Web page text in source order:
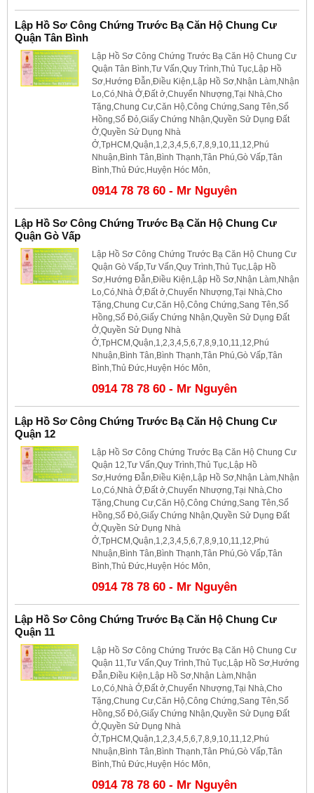
Lập Hồ Sơ Công Chứng Trước Bạ Căn Hộ Chung Cư
Quận Tân Bình
Lập Hồ Sơ Công Chứng Trước Bạ Căn Hộ Chung Cư
Quận Tân Bình,Tư Vấn,Quy Trình,Thủ Tục,Lập Hồ
Sơ,Hướng Đẫn,Điều Kiện,Lập Hồ Sơ,Nhận Làm,Nhận
Lo,Có,Nhà Ở,Đất ở,Chuyển Nhượng,Tại Nhà,Cho
Tặng,Chung Cư,Căn Hộ,Công Chứng,Sang Tên,Sổ
Hồng,Sổ Đỏ,Giấy Chứng Nhận,Quyền Sử Dụng Đất
Ở,Quyền Sử Dụng Nhà
Ở,TpHCM,Quận,1,2,3,4,5,6,7,8,9,10,11,12,Phú
Nhuận,Bình Tân,Bình Thạnh,Tân Phú,Gò Vấp,Tân
Bình,Thủ Đức,Huyện Hóc Môn,
0914 78 78 60 - Mr Nguyên
Lập Hồ Sơ Công Chứng Trước Bạ Căn Hộ Chung Cư
Quận Gò Vấp
Lập Hồ Sơ Công Chứng Trước Bạ Căn Hộ Chung Cư
Quận Gò Vấp,Tư Vấn,Quy Trình,Thủ Tục,Lập Hồ
Sơ,Hướng Đẫn,Điều Kiện,Lập Hồ Sơ,Nhận Làm,Nhận
Lo,Có,Nhà Ở,Đất ở,Chuyển Nhượng,Tại Nhà,Cho
Tặng,Chung Cư,Căn Hộ,Công Chứng,Sang Tên,Sổ
Hồng,Sổ Đỏ,Giấy Chứng Nhận,Quyền Sử Dụng Đất
Ở,Quyền Sử Dụng Nhà
Ở,TpHCM,Quận,1,2,3,4,5,6,7,8,9,10,11,12,Phú
Nhuận,Bình Tân,Bình Thạnh,Tân Phú,Gò Vấp,Tân
Bình,Thủ Đức,Huyện Hóc Môn,
0914 78 78 60 - Mr Nguyên
Lập Hồ Sơ Công Chứng Trước Bạ Căn Hộ Chung Cư
Quận 12
Lập Hồ Sơ Công Chứng Trước Bạ Căn Hộ Chung Cư
Quận 12,Tư Vấn,Quy Trình,Thủ Tục,Lập Hồ
Sơ,Hướng Đẫn,Điều Kiện,Lập Hồ Sơ,Nhận Làm,Nhận
Lo,Có,Nhà Ở,Đất ở,Chuyển Nhượng,Tại Nhà,Cho
Tặng,Chung Cư,Căn Hộ,Công Chứng,Sang Tên,Sổ
Hồng,Sổ Đỏ,Giấy Chứng Nhận,Quyền Sử Dụng Đất
Ở,Quyền Sử Dụng Nhà
Ở,TpHCM,Quận,1,2,3,4,5,6,7,8,9,10,11,12,Phú
Nhuận,Bình Tân,Bình Thạnh,Tân Phú,Gò Vấp,Tân
Bình,Thủ Đức,Huyện Hóc Môn,
0914 78 78 60 - Mr Nguyên
Lập Hồ Sơ Công Chứng Trước Bạ Căn Hộ Chung Cư
Quận 11
Lập Hồ Sơ Công Chứng Trước Bạ Căn Hộ Chung Cư
Quận 11,Tư Vấn,Quy Trình,Thủ Tục,Lập Hồ Sơ,Hướng
Đẫn,Điều Kiện,Lập Hồ Sơ,Nhận Làm,Nhận
Lo,Có,Nhà Ở,Đất ở,Chuyển Nhượng,Tại Nhà,Cho
Tặng,Chung Cư,Căn Hộ,Công Chứng,Sang Tên,Sổ
Hồng,Sổ Đỏ,Giấy Chứng Nhận,Quyền Sử Dụng Đất
Ở,Quyền Sử Dụng Nhà
Ở,TpHCM,Quận,1,2,3,4,5,6,7,8,9,10,11,12,Phú
Nhuận,Bình Tân,Bình Thạnh,Tân Phú,Gò Vấp,Tân
Bình,Thủ Đức,Huyện Hóc Môn,
0914 78 78 60 - Mr Nguyên